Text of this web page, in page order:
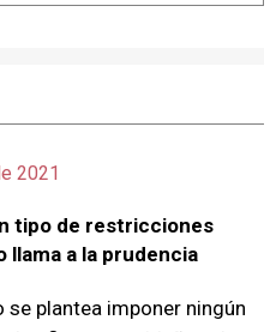
2021
tipo de restricciones
llama a la prudencia
plantea imponer ningún